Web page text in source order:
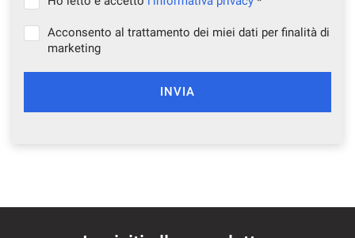
Acconsento al trattamento dei miei dati per finalità di
marketing
INVIA
scelte
in
qualsiasi